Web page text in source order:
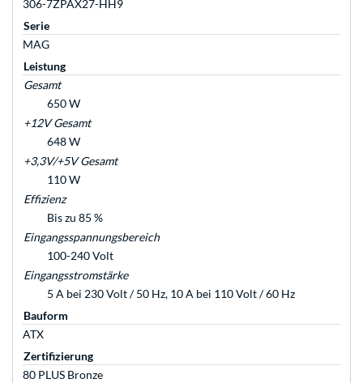
306-7ZPAX27-HH9
Serie
MAG
Leistung
Gesamt
650 W
+12V Gesamt
648 W
+3,3V/+5V Gesamt
110 W
Effizienz
Bis zu 85 %
Eingangsspannungsbereich
100-240 Volt
Eingangsstromstärke
5 A bei 230 Volt / 50 Hz, 10 A bei 110 Volt / 60 Hz
Bauform
ATX
Zertifizierung
80 PLUS Bronze